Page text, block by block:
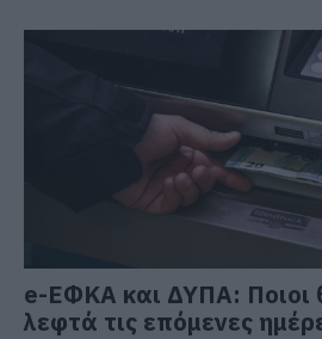
e-ΕΦΚΑ και ΔΥΠΑ: Ποιοι
λεφτά τις επόμενες